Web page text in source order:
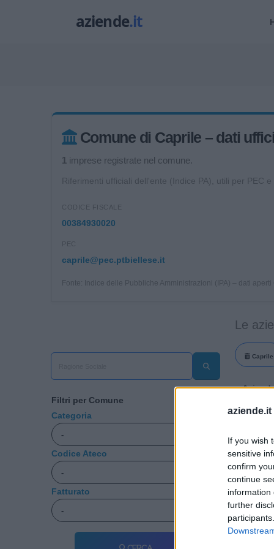
aziende.it
If you wish
sensitive
confirm
continue
information
further
Comune di Caprile – dati
1 imprese registrate nel comune.
Riferimenti ufficiali dell'ente (Indice PA), utili per PEC
CODICE FISCALE
00384930020
PEC
caprile@pec.ptbiellese.it
Fonte: Indice delle Pubbliche Amministrazioni (IPA) – dati aperti
Filtri per Comune
Categoria
Codice Ateco
Fatturato
Cerca
Le
Caprile